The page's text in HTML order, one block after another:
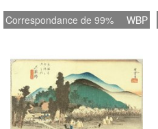
Correspondance de 99% WBP